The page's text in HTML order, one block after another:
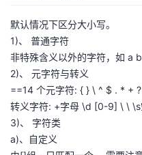
默认情况下区分大小写。
1)、 普通字符
非特殊含义以外的字符，如 a
2)、 元字符与转义
==14 个元字符: { } \ ^ $ . * +
转义字符: +字母 \d [0-9] \ \ \s
3)、 字符类
a)、自定义